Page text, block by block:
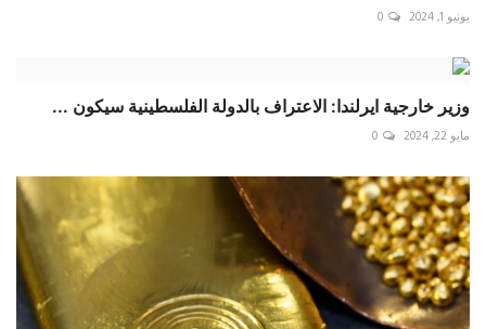
يونيو 1, 2024 0
وزير خارجية ايرلندا: الاعتراف بالدولة الفلسطينية سيكون ...
مايو 22, 2024 0